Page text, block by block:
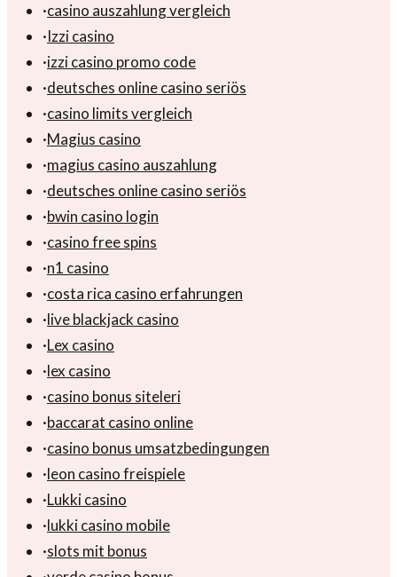
·casino auszahlung vergleich
·Izzi casino
·izzi casino promo code
·deutsches online casino seriös
·casino limits vergleich
·Magius casino
·magius casino auszahlung
·deutsches online casino seriös
·bwin casino login
·casino free spins
·n1 casino
·costa rica casino erfahrungen
·live blackjack casino
·Lex casino
·lex casino
·casino bonus siteleri
·baccarat casino online
·casino bonus umsatzbedingungen
·leon casino freispiele
·Lukki casino
·lukki casino mobile
·slots mit bonus